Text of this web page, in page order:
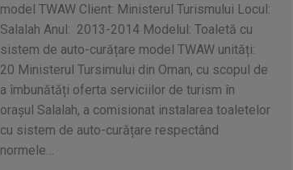
model TWAW Client: Ministerul Turismului Locul:
Salalah Anul: 2013-2014 Modelul: Toaletă cu
sistem de auto-curățare model TWAW unități:
20 Ministerul Tursimului din Oman, cu scopul de
a îmbunătăți oferta serviciilor de turism în
orașul Salalah, a comisionat instalarea toaletelor
cu sistem de auto-curățare respectând
normele…